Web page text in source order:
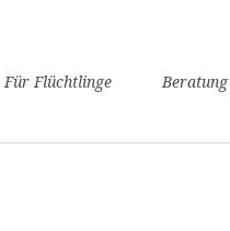
Für Flüchtlinge Beratung